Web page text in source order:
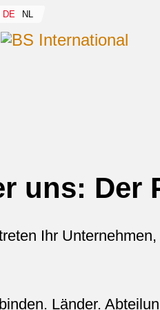
your language
DE NL
uns: Der
Ihr
Länder.